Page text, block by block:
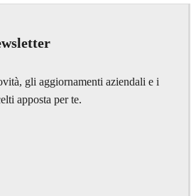
gli aggiornamenti aziendali e i
apposta per te.